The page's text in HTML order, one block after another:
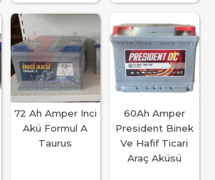
72 Ah Amper Inci
Akü Formul A
Taurus
60Ah Amper
President Binek
Ve Hafif Ticari
Araç Aküsü